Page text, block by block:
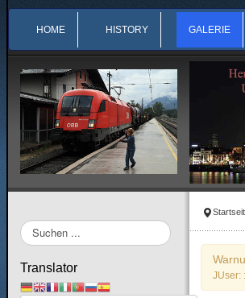
HOME HISTORY GALERIE
JUser:
Suchen
...
Translator